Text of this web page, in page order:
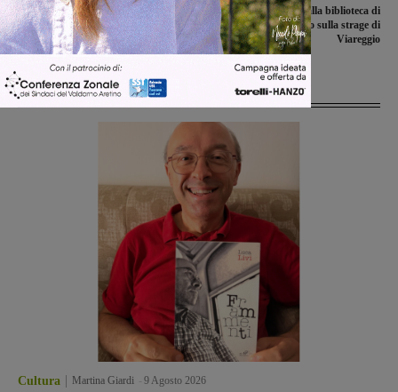
I volontari della Misericordia ancora
tra le popolazioni colpite dal
terremoto
“Ovunque proteggi”: alla biblioteca di
Cascia il documentario sulla strage di
Viareggio
Ultime Notizie
Cultura Martina Giardi 9 Agosto 2026